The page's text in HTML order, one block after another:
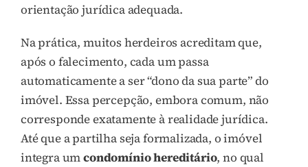
orientação jurídica adequada.
Na prática, muitos herdeiros acreditam que,
após o falecimento, cada um passa
automaticamente a ser “dono da sua parte” do
imóvel. Essa percepção, embora comum, não
corresponde exatamente à realidade jurídica.
Até que a partilha seja formalizada, o imóvel
integra umcondomínio hereditário, no qual